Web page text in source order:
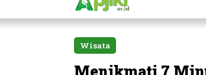
Wisata